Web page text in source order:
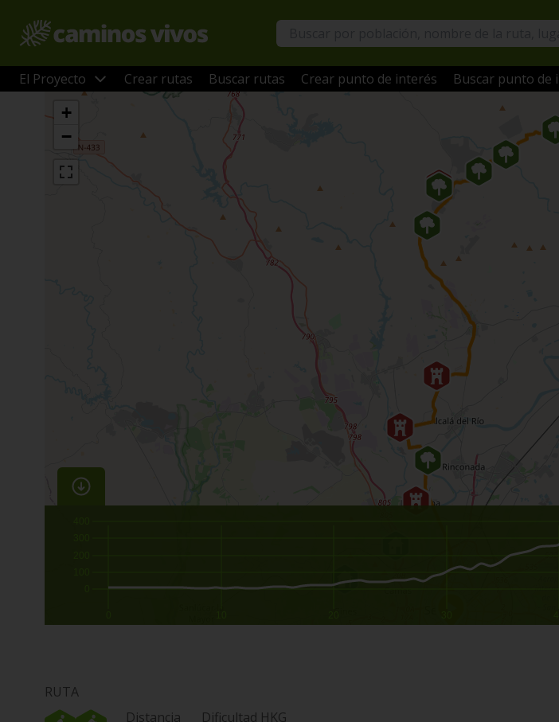
El Proyecto Crear rutas Buscar rutas Crear punto de interés Buscar punto de
+
−
RUTA
Distancia
Dificultad HKG